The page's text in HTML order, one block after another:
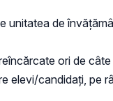
unitatea de
ori de
elevi/candidați, pe